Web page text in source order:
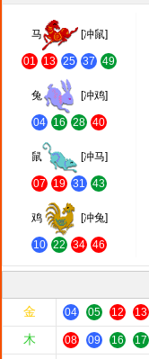
马 [冲鼠]
01 13 25 37 49
兔 [冲鸡]
04 16 28 40
鼠 [冲马]
07 19 31 43
鸡 [冲兔]
10 22 34 46
金
04 05 12 13
木 08 09 16 17